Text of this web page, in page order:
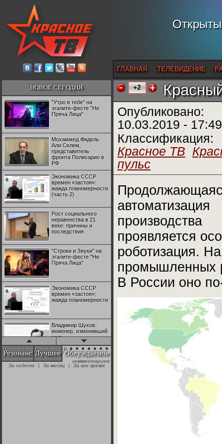
ГЛАВНАЯ ТЕЛЕВИДЕНИЕ
НОВОЕ СЕГОДНЯ
"Утро в тебе" на
эгалите-фесте "Не
Пряча Лица"
Мохаммед Фидель
Али Селем,
представитель
фронта Полисарио в
РФ
Экономика СССР
времен «застоя»:
жажда планомерности
(часть 2)
Рост социального
неравенства в 21
веке: причины и
последствия
"Строки и Звуки" на
эгалите-фесте "Не
Пряча Лица"
Экономика СССР
времен «застоя»:
жажда планомерности
Владимир Шухов:
инженер, изменивший
мир
"Аркадий Коц" на
эгалите-фесте "Не
Резонанс Лучшее Обсуждаемое
комментариев:
За неделю
| За месяц | За все время
+2
Опубликовано:
10.03.2019 - 17:49
Классификация:
Красное ТВ
пульс
автоматизация
производства
проявляется
роботизация.
промышленных
В России оно